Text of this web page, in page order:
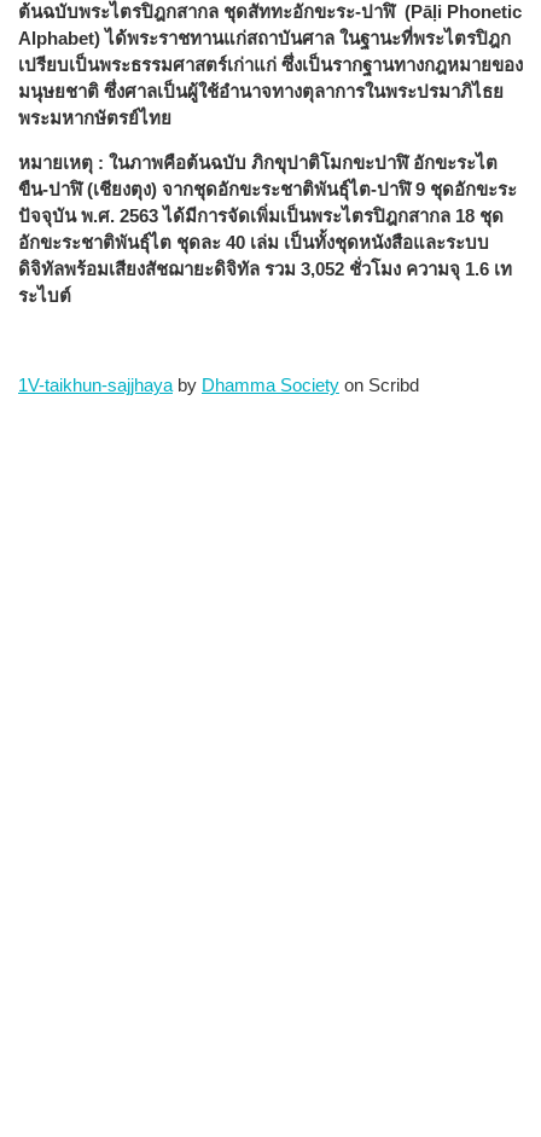
ต้นฉบับพระไตรปิฎกสากล ชุดสัททะอักขะระ-ปาฬิ (Pāḷi Phonetic
Alphabet) ได้พระราชทานแก่สถาบันศาล ในฐานะที่พระไตรปิฎก
เปรียบเป็นพระธรรมศาสตร์เก่าแก่ ซึ่งเป็นรากฐานทางกฎหมายของ
มนุษยชาติ ซึ่งศาลเป็นผู้ใช้อำนาจทางตุลาการในพระปรมาภิไธย
พระมหากษัตรย์ไทย
หมายเหตุ : ในภาพคือต้นฉบับ ภิกขุปาติโมกขะปาฬิ อักขะระไต
ขืน-ปาฬิ (เชียงตุง) จากชุดอักขะระชาติพันธุ์ไต-ปาฬิ 9 ชุดอักขะระ
ปัจจุบัน พ.ศ. 2563 ได้มีการจัดเพิ่มเป็นพระไตรปิฎกสากล 18 ชุด
อักขะระชาติพันธุ์ไต ชุดละ 40 เล่ม เป็นทั้งชุดหนังสือและระบบ
ดิจิทัลพร้อมเสียงสัชฌายะดิจิทัล รวม 3,052 ชั่วโมง ความจุ 1.6 เท
ระไบต์
1V-taikhun-sajjhaya by Dhamma Society on Scribd